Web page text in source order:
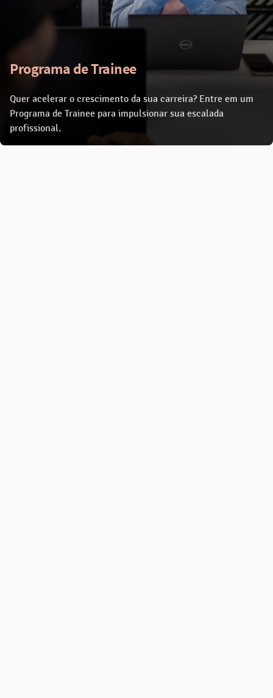
Programa de Trainee
Quer acelerar o crescimento da sua carreira? Entre em um
Programa de Trainee para impulsionar sua escalada
profissional.